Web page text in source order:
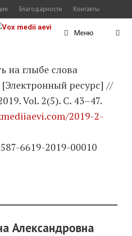
Благодарности Контакты
Меню
на глыбе слова
ресурс] //
Vol. 2(5). С. 43–47.
2019-2-
6619-2019-00010
Александровна